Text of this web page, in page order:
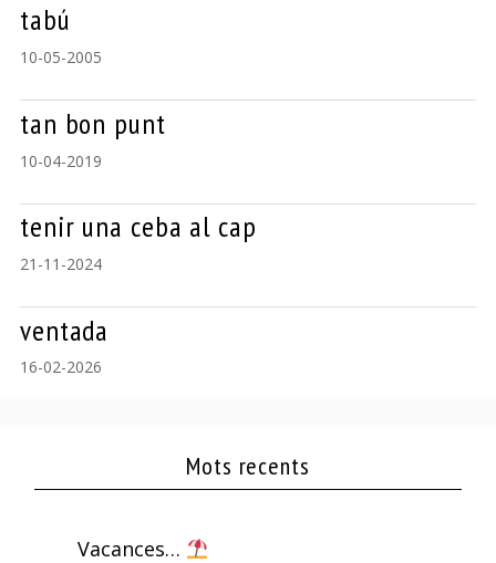
tabú
10-05-2005
tan bon punt
10-04-2019
tenir una ceba al cap
21-11-2024
ventada
16-02-2026
Mots recents
Vacances…